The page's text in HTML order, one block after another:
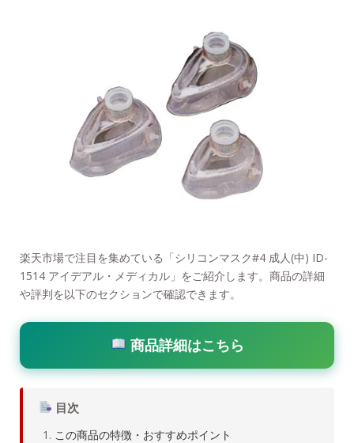
楽天市場で注目を集めている「シリコンマスク#4 成人(中) ID-
1514 アイデアル・メディカル」をご紹介します。商品の詳細
や評判を以下のセクションで確認できます。
商品詳細はこちら
目次
この商品の特徴・おすすめポイント